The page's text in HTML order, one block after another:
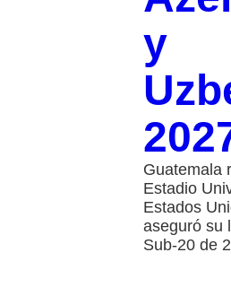
y
Guatemala
Estadio
Estados
aseguró su
Sub-20 de